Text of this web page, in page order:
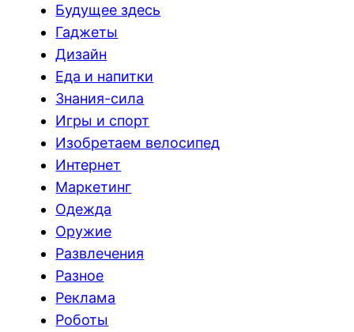
Будущее здесь
Гаджеты
Дизайн
Еда и напитки
Знания-сила
Игры и спорт
Изобретаем велосипед
Интернет
Маркетинг
Одежда
Оружие
Развлечения
Разное
Реклама
Роботы